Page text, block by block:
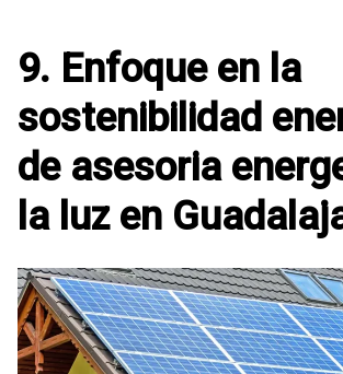
9. Enfoque en la
sostenibilidad
de asesoria
la luz en